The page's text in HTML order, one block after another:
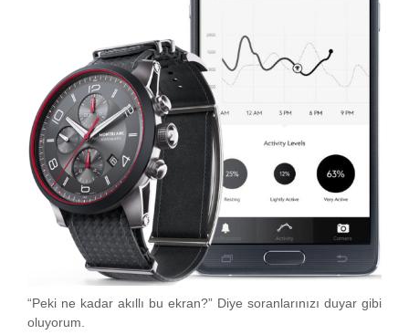
“Peki ne kadar akıllı bu ekran?” Diye soranlarınızı duyar gibi
oluyorum.